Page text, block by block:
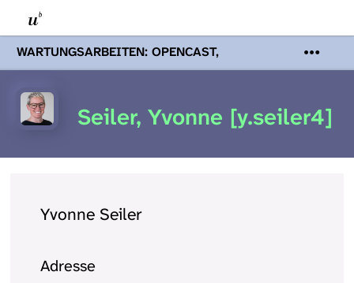
WARTUNGSARBEITEN: OPENCAST,
PODCASTS & TOBIRA
Mi 19. August
Wartungsarbeiten an den Opencast-
Servern werden Ihnen Podcasts,
Seiler, Yvonne [y.seiler4]
Yvonne Seiler
Adresse